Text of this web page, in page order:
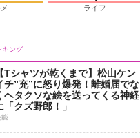
ライフ
キング
【Tシャツが乾くまで】松山ケン
チ”充”に怒り爆発！離婚届でな
ヘタクソな絵を送ってくる神経
「クズ野郎！」
能